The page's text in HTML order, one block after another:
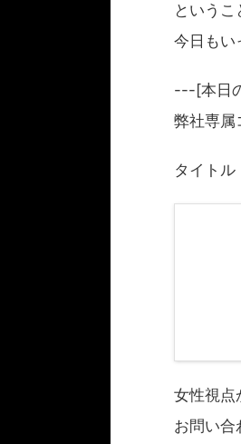
というこ
今日もい
---[本
弊社専属
タイト
女性視点
お問い合